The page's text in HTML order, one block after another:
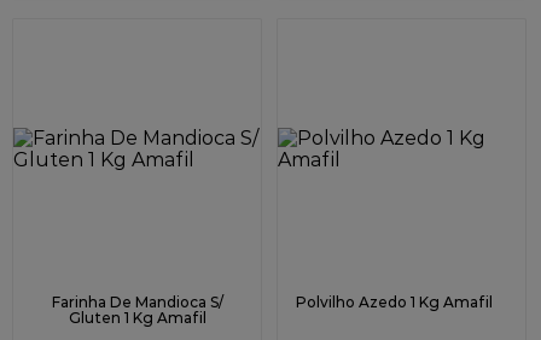
Farinha De Mandioca S/
Gluten 1 Kg Amafil
Polvilho Azedo 1 Kg Amafil